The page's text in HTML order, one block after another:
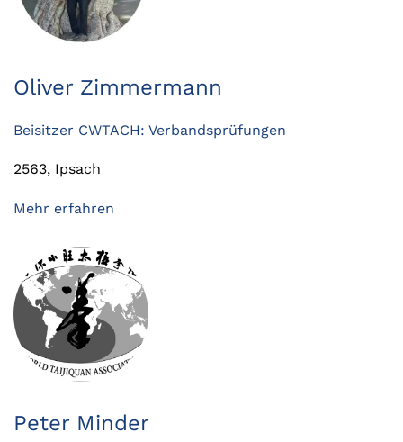
Oliver Zimmermann
Beisitzer CWTACH: Verbandsprüfungen
2563, Ipsach
Mehr erfahren
Peter Minder